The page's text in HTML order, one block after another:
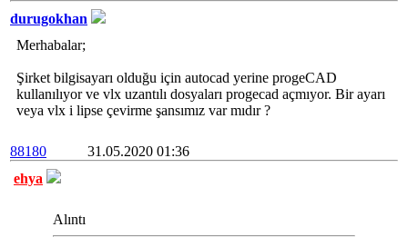
durugokhan
Merhabalar;
Şirket bilgisayarı olduğu için autocad yerine progeCAD
kullanılıyor ve vlx uzantılı dosyaları progecad açmıyor. Bir ayarı
veya vlx i lipse çevirme şansımız var mıdır ?
88180
31.05.2020 01:36
ehya
Alıntı